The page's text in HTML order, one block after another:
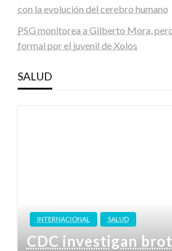
con la evolución del cerebro humano
PSG monitorea a Gilberto Mora,
formal por el juvenil de Xolos
SALUD
INTERNACIONAL SALUD
CDC investigan